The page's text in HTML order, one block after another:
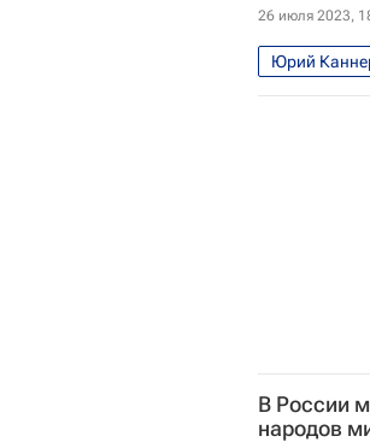
26 июля 2023,
Юрий
В России
народов